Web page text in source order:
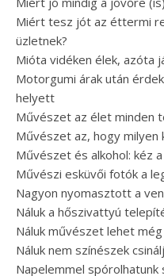
Miért tesz jót az éttermi
üzletnek?
Mióta vidéken élek, azóta
Motorgumi árak után
helyett
Művészet az élet minden
Művészet az, hogy
Művészet és alkohol: kéz
Művészi esküvői fotók a
Nagyon nyomasztott a
Náluk a hőszivattyú
Náluk művészet lehet
Náluk nem színészek
Napelemmel spórolhatunk